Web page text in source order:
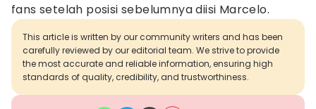
fans setelah posisi sebelumnya diisi Marcelo.
This article is written by our community writers and has been
carefully reviewed by our editorial team. We strive to provide
the most accurate and reliable information, ensuring high
standards of quality, credibility, and trustworthiness.